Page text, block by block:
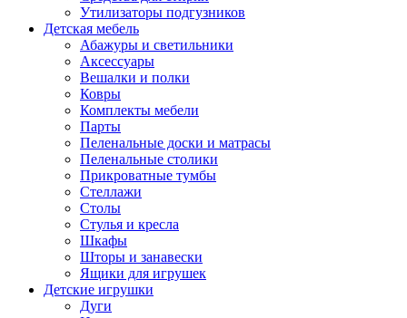
Утилизаторы подгузников
Детская мебель
Абажуры и светильники
Аксессуары
Вешалки и полки
Ковры
Комплекты мебели
Парты
Пеленальные доски и матрасы
Пеленальные столики
Прикроватные тумбы
Стеллажи
Столы
Стулья и кресла
Шкафы
Шторы и занавески
Ящики для игрушек
Детские игрушки
Дуги